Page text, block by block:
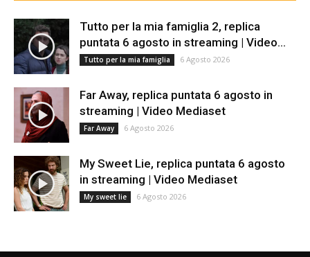
Tutto per la mia famiglia 2, replica
puntata 6 agosto in streaming | Video...
Tutto per la mia famiglia 6 Agosto 2026
Far Away, replica puntata 6 agosto in
streaming | Video Mediaset
Far Away 6 Agosto 2026
My Sweet Lie, replica puntata 6 agosto
in streaming | Video Mediaset
My sweet lie 6 Agosto 2026